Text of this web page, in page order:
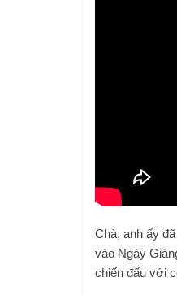
Chà, anh ấy
vào Ngày
chiến đấu với